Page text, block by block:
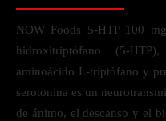
NOW Foods 5-HTP 100
hidroxitriptófano (5-
aminoácido L-triptófano y
serotonina es un
de ánimo, el descanso y el